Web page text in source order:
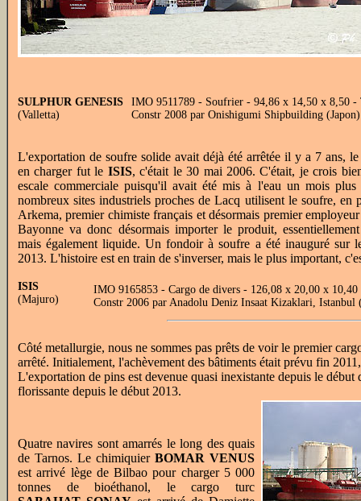
SULPHUR GENESIS
(Valletta)
IMO 9511789 - Soufrier - 94,86 x 14,50 x 8,50
Constr 2008 par Onishigumi Shipbuilding
L'exportation de soufre solide avait déjà été arrêtée il y a 7 ans,
en charger fut le ISIS, c'était le 30 mai 2006. C'était, je crois
escale commerciale puisqu'il avait été mis à l'eau un mois plus
nombreux sites industriels proches de Lacq utilisent le soufre, en
Arkema, premier chimiste français et désormais premier
Bayonne va donc désormais importer le produit,
mais également liquide. Un fondoir à soufre a été inauguré sur
2013. L'histoire est en train de s'inverser, mais le plus important,
ISIS
(Majuro)
IMO 9165853 - Cargo de divers - 126,08 x 20,00 x
Constr 2006 par Anadolu Deniz Insaat Kizaklari,
Côté metallurgie, nous ne sommes pas prêts de voir le premier
arrêté. Initialement, l'achèvement des bâtiments était prévu fin
L'exportation de pins est devenue quasi inexistante depuis le
florissante depuis le début 2013.
Quatre navires sont amarrés le long des quais
de Tarnos. Le chimiquier BOMAR VENUS
est arrivé lège de Bilbao pour charger 5 000
tonnes de bioéthanol, le cargo turc